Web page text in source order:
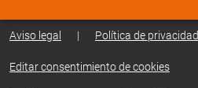
Aviso legal | Política de privacidad
Editar consentimiento de cookies